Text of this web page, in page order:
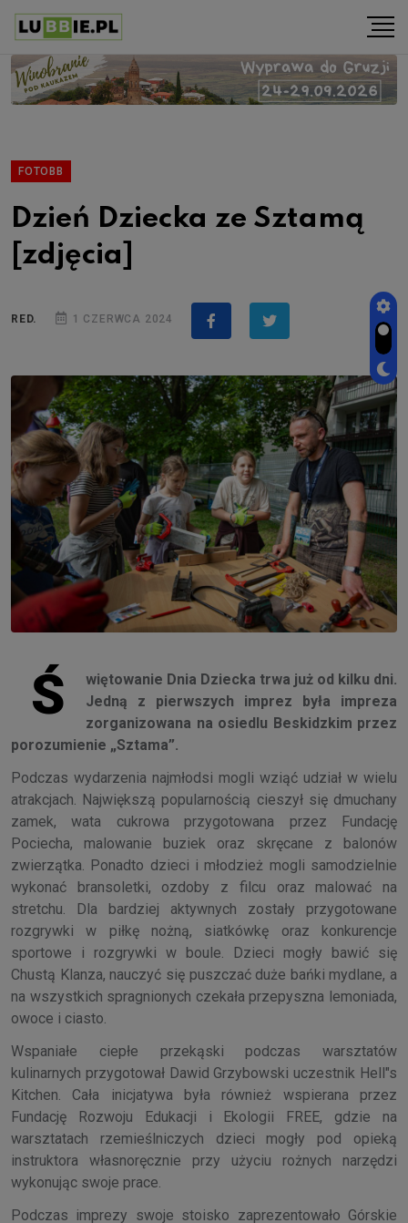
FOTOBB
Dzień Dziecka ze Sztamą
[zdjęcia]
RED. 1 CZERWCA 2024
Ś
więtowanie Dnia Dziecka trwa już od kilku dni.
Jedną z pierwszych imprez była impreza
zorganizowana na osiedlu Beskidzkim przez
porozumienie „Sztama”.
Podczas wydarzenia najmłodsi mogli wziąć udział w wielu
atrakcjach. Największą popularnością cieszył się dmuchany
zamek, wata cukrowa przygotowana przez Fundację
Pociecha, malowanie buziek oraz skręcane z balonów
zwierzątka. Ponadto dzieci i młodzież mogli samodzielnie
wykonać bransoletki, ozdoby z filcu oraz malować na
stretchu. Dla bardziej aktywnych zostały przygotowane
rozgrywki w piłkę nożną, siatkówkę oraz konkurencje
sportowe i rozgrywki w boule. Dzieci mogły bawić się
Chustą Klanza, nauczyć się puszczać duże bańki mydlane, a
na wszystkich spragnionych czekała przepyszna lemoniada,
owoce i ciasto.
Wspaniałe ciepłe przekąski podczas warsztatów
kulinarnych przygotował Dawid Grzybowski uczestnik Hell"s
Kitchen. Cała inicjatywa była również wspierana przez
Fundację Rozwoju Edukacji i Ekologii FREE, gdzie na
warsztatach rzemieślniczych dzieci mogły pod opieką
instruktora własnoręcznie przy użyciu rożnych narzędzi
wykonując swoje prace.
Podczas imprezy swoje stoisko zaprezentowało Górskie